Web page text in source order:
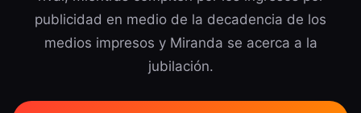
publicidad en medio de la decadencia de los
medios impresos y Miranda se acerca a la
jubilación.